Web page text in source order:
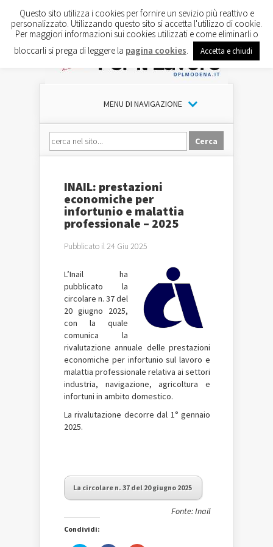
MENU DI NAVIGAZIONE
INAIL: prestazioni
economiche per
infortunio e malattia
professionale – 2025
Pubblicato il 24 Giu 2025
L’Inail ha
pubblicato la
circolare n. 37 del
20 giugno 2025,
con la quale
comunica la
rivalutazione annuale delle prestazioni
economiche per infortunio sul lavoro e
malattia professionale relativa ai settori
industria, navigazione, agricoltura e
infortuni in ambito domestico.
La rivalutazione decorre dal 1° gennaio
2025.
La circolare n. 37 del 20 giugno 2025
Fonte: Inail
Condividi:
Questo sito utilizza i cookies per fornire un sevizio più reattivo e
personalizzato. Utilizzando questo sito si accetta l'utilizzo di cookie.
Per maggiori informazioni sui cookies utilizzati e come eliminarli o
bloccarli si prega di leggere la pagina cookies Accetta e chiudi